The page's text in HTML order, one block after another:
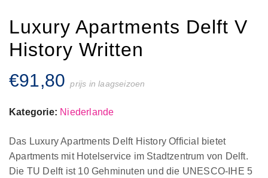
Luxury Apartments Delft V
History Written
€91,80 prijs in laagseizoen
Kategorie: Niederlande
Das Luxury Apartments Delft History Official bietet
Apartments mit Hotelservice im Stadtzentrum von Delft.
Die TU Delft ist 10 Gehminuten und die UNESCO-IHE 5